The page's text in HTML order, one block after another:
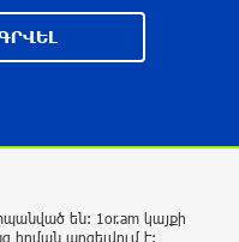
է Լիբանանում
կետերի և
են: 1or.am կայքի
հղման արգելվում է: